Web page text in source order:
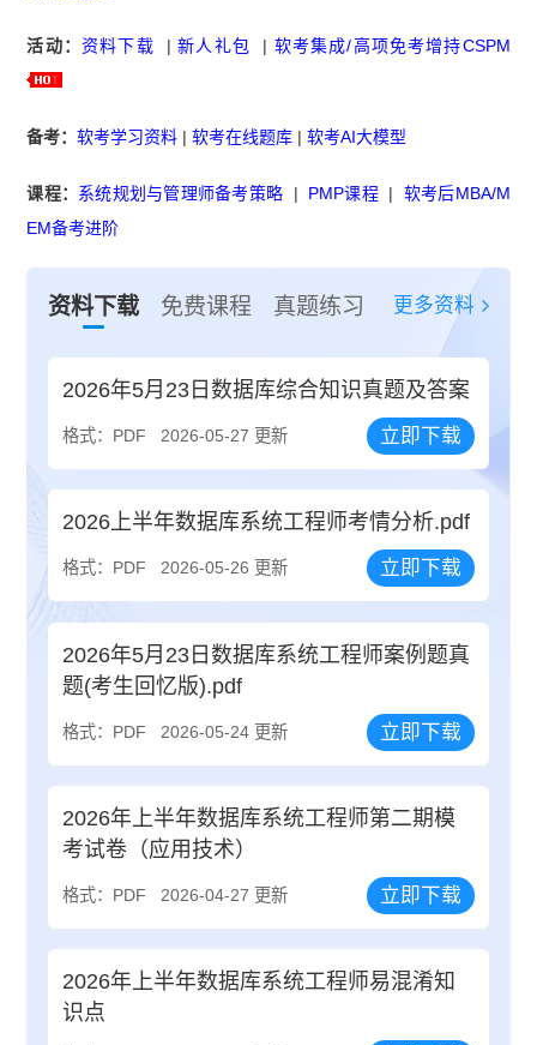
活动： 资料下载 |新人礼包 | 软考集成/高项免考增持CSPM
备考：软考学习资料 |软考在线题库 |软考AI大模型
课程： 系统规划与管理师备考策略 | PMP课程| 软考后MBA/M
EM备考进阶
资料下载 免费课程 真题练习 更多资料
2026年5月23日数据库综合知识真题及答案
格式：PDF 2026-05-27 更新 立即下载
2026上半年数据库系统工程师考情分析.pdf
格式：PDF 2026-05-26 更新 立即下载
2026年5月23日数据库系统工程师案例题真
题(考生回忆版).pdf
格式：PDF 2026-05-24 更新 立即下载
2026年上半年数据库系统工程师第二期模
考试卷（应用技术）
格式：PDF 2026-04-27 更新 立即下载
2026年上半年数据库系统工程师易混淆知
识点